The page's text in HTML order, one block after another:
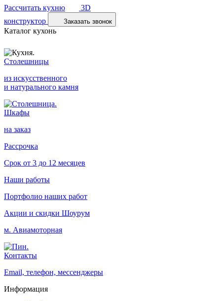
Рассчитать кухню
3D
конструктор
Заказать звонок
Каталог кухонь
Столешницы
из искусственного
и натурального камня
Шкафы
на заказ
Рассрочка
Срок от 3 до 12 месяцев
Наши работы
Портфолио наших работ
Акции и скидки Шоурум
м. Авиамоторная
Контакты
Email, телефон, мессенджеры
Информация